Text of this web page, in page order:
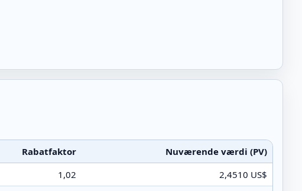
Rabatfaktor
Nuværende værdi (PV)
1,02
2,4510 US$